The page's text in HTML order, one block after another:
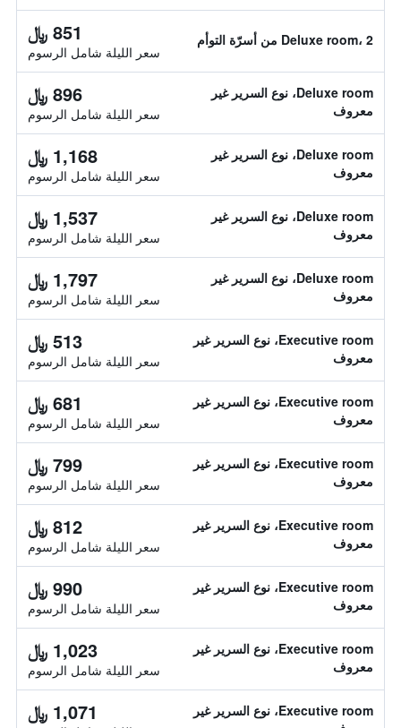
Deluxe room، 2 من أسرّة التوأم 851 ﷼
سعر الليلة شامل الرسوم
Deluxe room، نوع السرير غير
معروف
896 ﷼
سعر الليلة شامل الرسوم
Deluxe room، نوع السرير غير
معروف
1,168 ﷼
سعر الليلة شامل الرسوم
Deluxe room، نوع السرير غير
معروف
1,537 ﷼
سعر الليلة شامل الرسوم
Deluxe room، نوع السرير غير
معروف
1,797 ﷼
سعر الليلة شامل الرسوم
Executive room، نوع السرير غير
معروف
513 ﷼
سعر الليلة شامل الرسوم
Executive room، نوع السرير غير
معروف
681 ﷼
سعر الليلة شامل الرسوم
Executive room، نوع السرير غير
معروف
799 ﷼
سعر الليلة شامل الرسوم
Executive room، نوع السرير غير
معروف
812 ﷼
سعر الليلة شامل الرسوم
Executive room، نوع السرير غير
معروف
990 ﷼
سعر الليلة شامل الرسوم
Executive room، نوع السرير غير
معروف
1,023 ﷼
سعر الليلة شامل الرسوم
Executive room، نوع السرير غير
1,071 ﷼